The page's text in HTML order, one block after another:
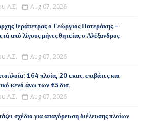
Λ.Σ. Aug 07, 2026
Ιεράπετρας ο Γεώργιος Πατεράκης –
από λίγους μήνες θητείας ο Αλέξανδρος
Λ.Σ. Aug 07, 2026
164 πλοία, 20 εκατ. επιβάτες και
κενό άνω των €5 δισ.
Λ.Σ. Aug 07, 2026
σχέδιο για απαγόρευση διέλευσης πλοίων